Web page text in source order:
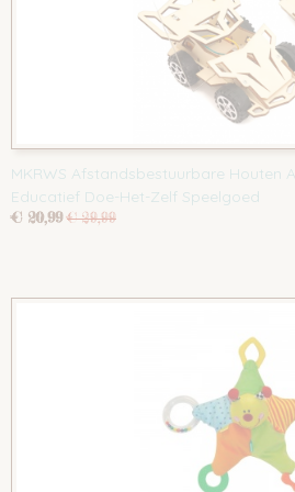
MKRWS Afstandsbestuurbare Houten
Educatief Doe-Het-Zelf Speelgoed
€ 20,99 € 29,99